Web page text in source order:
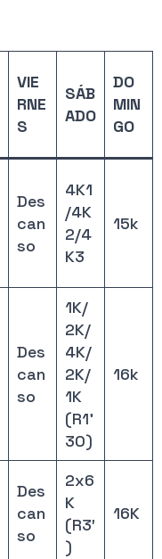
VIE
RNE
S
SÁB
ADO
DO
MIN
GO
Des
can
so
4K1
/4K
2/4
K3
15k
Des
can
so
1K/
2K/
4K/
2K/
1K
(R1’
30)
16k
Des
can
so
2x6
K
(R3′
)
16K